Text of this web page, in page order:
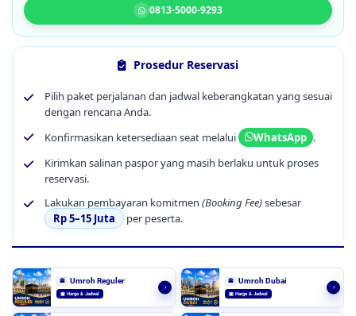
0813-5000-9293
Prosedur Reservasi
Pilih paket perjalanan dan jadwal keberangkatan yang sesuai
dengan rencana Anda.
Konfirmasikan ketersediaan seat melalui
WhatsApp .
Kirimkan salinan paspor yang masih berlaku untuk proses
reservasi.
Lakukan pembayaran komitmen (Booking Fee)sebesar
Rp 5–15 Juta
per peserta.
🕋 Umroh Reguler
▣ Harga & Jadwal
›
🕋 Umroh Dubai
▣ Harga & Jadwal
›